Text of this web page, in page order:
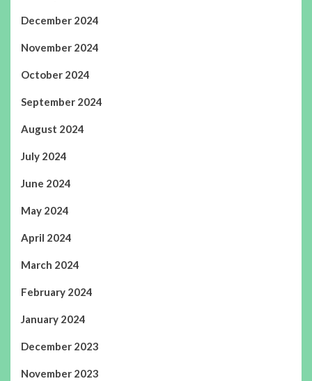
December 2024
November 2024
October 2024
September 2024
August 2024
July 2024
June 2024
May 2024
April 2024
March 2024
February 2024
January 2024
December 2023
November 2023